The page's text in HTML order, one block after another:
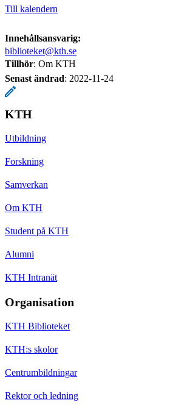
Till kalendern
Innehållsansvarig:
biblioteket@kth.se
Tillhör: Om KTH
Senast ändrad: 2022-11-24
KTH
Utbildning
Forskning
Samverkan
Om KTH
Student på KTH
Alumni
KTH Intranät
Organisation
KTH Biblioteket
KTH:s skolor
Centrumbildningar
Rektor och ledning